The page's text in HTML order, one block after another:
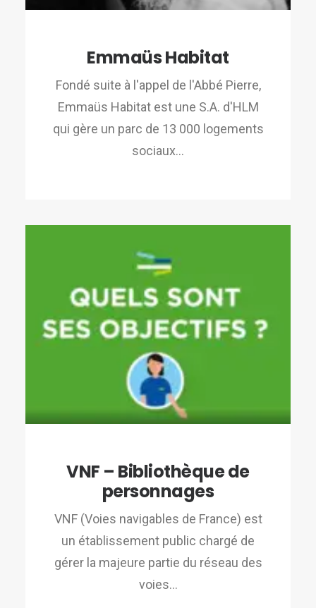
Emmaüs Habitat
Fondé suite à l'appel de l'Abbé Pierre,
Emmaüs Habitat est une S.A. d'HLM
qui gère un parc de 13 000 logements
sociaux…
VNF – Bibliothèque de
personnages
VNF (Voies navigables de France) est
un établissement public chargé de
gérer la majeure partie du réseau des
voies…